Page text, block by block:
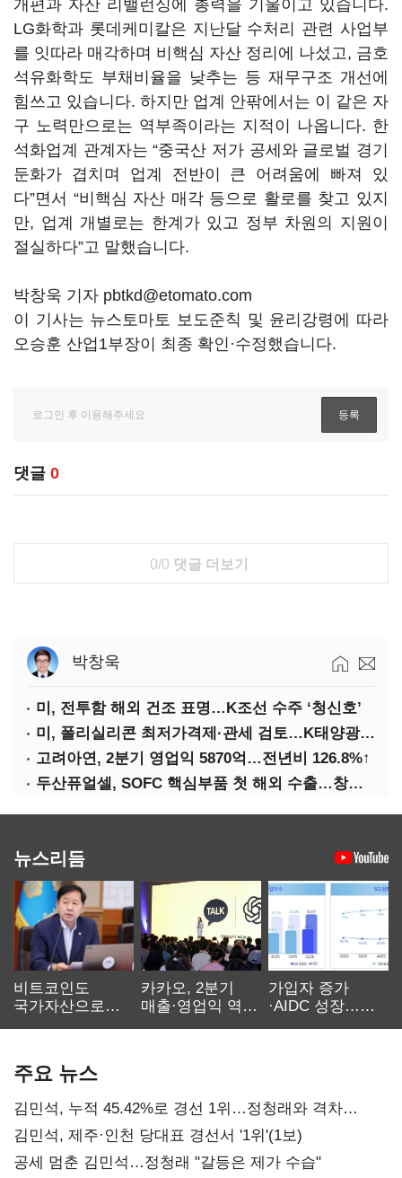
개편과 자산 리밸런싱에 총력을 기울이고 있습니다.
LG화학과 롯데케미칼은 지난달 수처리 관련 사업부
를 잇따라 매각하며 비핵심 자산 정리에 나섰고, 금호
석유화학도 부채비율을 낮추는 등 재무구조 개선에
힘쓰고 있습니다. 하지만 업계 안팎에서는 이 같은 자
구 노력만으로는 역부족이라는 지적이 나옵니다. 한
석화업계 관계자는 “중국산 저가 공세와 글로벌 경기
둔화가 겹치며 업계 전반이 큰 어려움에 빠져 있
다”면서 “비핵심 자산 매각 등으로 활로를 찾고 있지
만, 업계 개별로는 한계가 있고 정부 차원의 지원이
절실하다”고 말했습니다.
박창욱 기자 pbtkd@etomato.com
이 기사는 뉴스토마토 보도준칙 및 윤리강령에 따라
오승훈 산업1부장이 최종 확인·수정했습니다.
댓글 0
0/0 댓글 더보기
박창욱
미, 전투함 해외 건조 표명…K조선 수주 ‘청신호’
미, 폴리실리콘 최저가격제·관세 검토…K태양광 입지 확대 기대
고려아연, 2분기 영업익 5870억…전년비 126.8%↑
두산퓨얼셀, SOFC 핵심부품 첫 해외 수출…창사 이래 최대 규모
뉴스리듬
비트코인도
국가자산으로…'
카카오, 2분기
매출·영업익 역대
가입자 증가
·AIDC 성장…
주요 뉴스
김민석, 누적 45.42%로 경선 1위…정청래와 격차
0.86%p(2보)
김민석, 제주·인천 당대표 경선서 '1위'(1보)
공세 멈춘 김민석…정청래 "갈등은 제가 수습"